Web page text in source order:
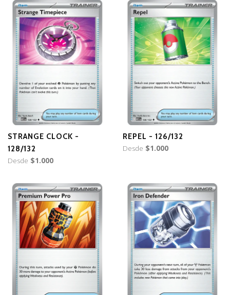
STRANGE CLOCK -
128/132
Desde $1.000
REPEL - 126/132
Desde $1.000